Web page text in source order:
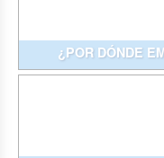
¿POR DÓNDE